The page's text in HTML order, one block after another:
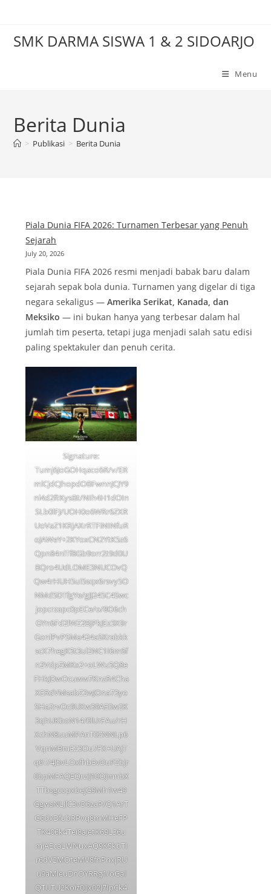
contentSMK DARMA SISWA 1 & 2 SIDOARJO
Menu
Berita Dunia
> Publikasi > Berita Dunia
Piala Dunia FIFA 2026: Turnamen Terbesar yang Penuh
Sejarah
July 20, 2026
Piala Dunia FIFA 2026 resmi menjadi babak baru dalam
sejarah sepak bola dunia. Turnamen yang digelar di tiga
negara sekaligus —Amerika Serikat, Kanada, dan
Meksiko — ini bukan hanya yang terbesar dalam hal
jumlah tim peserta, tetapi juga menjadi salah satu edisi
paling spektakuler dan penuh cerita.
Signature:
Tumj6JoGOHqaco6R/v/ER
mlCjdCJhopdOBFwnnJCJY9
nl4d2ftKysBt/NIh4H1dOIn
SLb0lFJ/UOH0o6WRr6ZXR
UoVaZ1KRjAXrRTFiNINfuR
oJAWeY+2KYoxCN2YtK5z6
Qpn84nlTf8Gb9orr2t9d0U
BQro4UdLOME3NUCOvQ
Qw4rHUH5ui5sqx6rsvy5O
NMd5DTfgYe/gJJ245C4Swc
jopcrzapc0pECe/o/8O6ch
GYn6Fd2lWZ2BjPkJEz3X9r
GonlPvPSMa424aSKrabkk
scX7hegK5t3ul2NC1I6m6f
n2VdpZMKx2+oLWu5Q8e
FHkJDwOcuww7KnzR4Cha
XERdVMsabZ2wJOna73yo
SHa2rvOc9UXw39AE0w2K
3qhUKboN14/0lUrFAu/rH
XchN8uuMPAnT0ZNNLp6
VqnMBmEZ3Ou7FX+UAjT
q6T/4J5vLOxfhbEvDuPZbjr
0bpMFAQEQrziJ10OjmnbX
TTbsgcopxbejG9Mh1w49
GgwsNLJlC3vD6zaP/Q1ArT
G6dxDfubRPvq8mMHeFP
TK406k4Tei8aJetK69L36u
mjAEcaLWNuxAQ9KSkbTI
r6dV2MOteMV8fnPnxjRU
u9aMleuDnOYRRg1/oGaI
QTUTU2Koiz0JJx02J7IpCk4